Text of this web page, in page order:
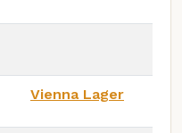
Vienna Lager